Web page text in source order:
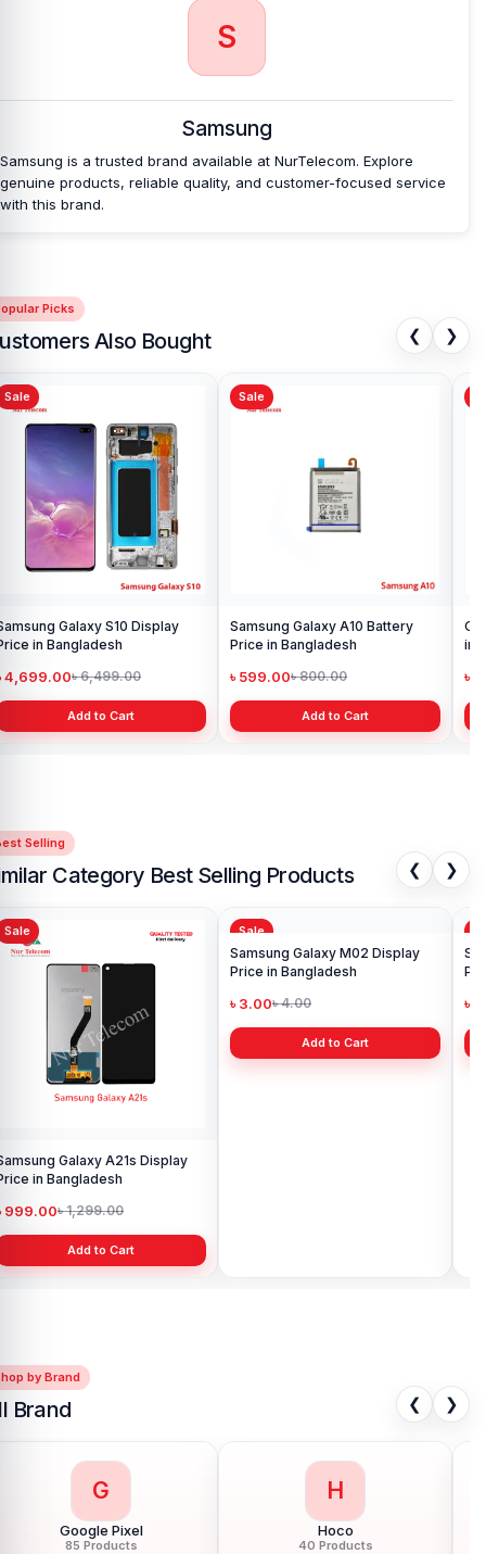
S
Samsung
Samsung is a trusted brand available at NurTelecom. Explore
genuine products, reliable quality, and customer-focused service
with this brand.
Picks
Also Bought ❮ ❯
Sale
Galaxy S10 Display
in Bangladesh
4,699.00৳ 6,499.00
Add to Cart
Sale
Samsung Galaxy A10 Battery
Price in Bangladesh
৳ 599.00৳ 800.00
Add to Cart
in
৳
Selling
Category Best Selling Products ❮ ❯
Sale
Galaxy A21s Display
in Bangladesh
999.00৳ 1,299.00
Add to Cart
Sale
৳
by Brand
Brand ❮ ❯
G
Google Pixel
85 Products
H
Hoco
40 Products